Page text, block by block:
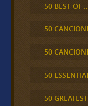
50 BEST OF
50
50
50
50